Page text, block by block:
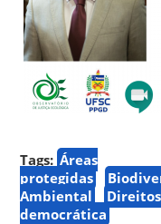
Tags: Áreas
protegidas
Ambiental
democrática